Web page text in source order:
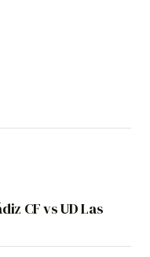
CF vs UD Las